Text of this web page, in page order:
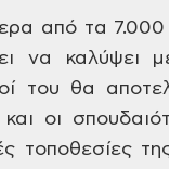
από τα 7.000
να καλύψει
του θα
οι
τοποθεσίες